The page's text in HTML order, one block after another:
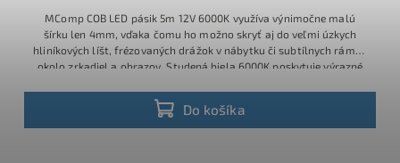
Do košíka
MComp COB LED pásik 5m 12V 6000K využíva výnimočne malú
šírku len 4mm, vďaka čomu ho možno skryť aj do veľmi úzkych
hliníkových líšt, frézovaných drážok v nábytku či subtílnych rámov
okolo zrkadiel a obrazov. Studená biela 6000K poskytuje výrazné
480 diód/m zabezpečuje súvislú svetelnú čiaru bez bodiek a príkon
6W/m garantuje úspornú prevádzku.